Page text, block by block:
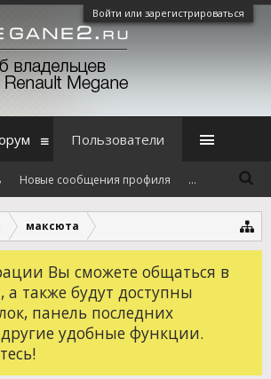
Войти или зарегистрироваться
максюта
Вы сможете общаться в
а также будут доступны
панель последних
удобные функции.
Пользователи
Новые сообщения профиля ...